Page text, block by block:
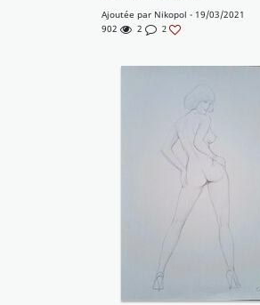
Ajoutée par Nikopol - 19/03/2021
902
2 2